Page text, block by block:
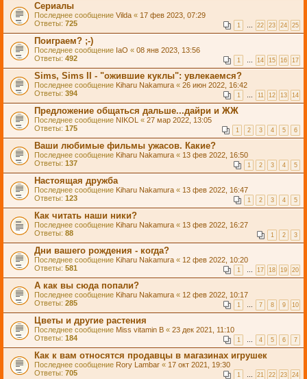
Сериалы
Последнее сообщение Vilda « 17 фев 2023, 07:29
Ответы: 725 1 … 22 23 24 25
Поиграем? ;-)
Последнее сообщение IaO « 08 янв 2023, 13:56
Ответы: 492 1 … 14 15 16 17
Sims, Sims II - "ожившие куклы": увлекаемся?
Последнее сообщение Kiharu Nakamura « 26 июн 2022, 16:42
Ответы: 394 1 … 11 12 13 14
Предложение общаться дальше...дайри и ЖЖ
Последнее сообщение NIKOL « 27 мар 2022, 13:05
Ответы: 175 1 2 3 4 5 6
Ваши любимые фильмы ужасов. Какие?
Последнее сообщение Kiharu Nakamura « 13 фев 2022, 16:50
Ответы: 137 1 2 3 4 5
Настоящая дружба
Последнее сообщение Kiharu Nakamura « 13 фев 2022, 16:47
Ответы: 123 1 2 3 4 5
Как читать наши ники?
Последнее сообщение Kiharu Nakamura « 13 фев 2022, 16:27
Ответы: 88 1 2 3
Дни вашего рождения - когда?
Последнее сообщение Kiharu Nakamura « 12 фев 2022, 10:20
Ответы: 581 1 … 17 18 19 20
А как вы сюда попали?
Последнее сообщение Kiharu Nakamura « 12 фев 2022, 10:17
Ответы: 285 1 … 7 8 9 10
Цветы и другие растения
Последнее сообщение Miss vitamin B « 23 дек 2021, 11:10
Ответы: 184 1 … 4 5 6 7
Как к вам относятся продавцы в магазинах игрушек
Последнее сообщение Rory Lambar « 17 окт 2021, 19:30
Ответы: 705 1 … 21 22 23 24